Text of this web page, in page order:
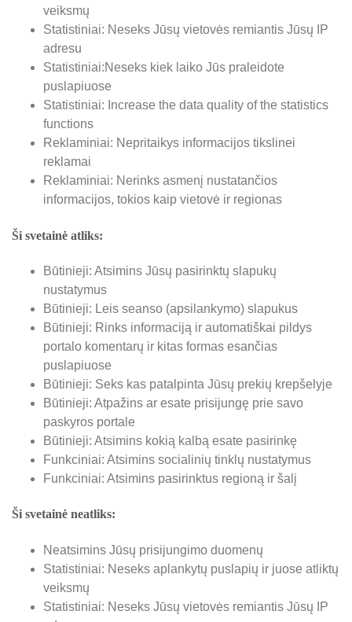
veiksmų
Statistiniai: Neseks Jūsų vietovės remiantis Jūsų IP
adresu
Statistiniai:Neseks kiek laiko Jūs praleidote
puslapiuose
Statistiniai: Increase the data quality of the statistics
functions
Reklaminiai: Nepritaikys informacijos tikslinei
reklamai
Reklaminiai: Nerinks asmenį nustatančios
informacijos, tokios kaip vietovė ir regionas
Ši svetainė atliks:
Būtinieji: Atsimins Jūsų pasirinktų slapukų
nustatymus
Būtinieji: Leis seanso (apsilankymo) slapukus
Būtinieji: Rinks informaciją ir automatiškai pildys
portalo komentarų ir kitas formas esančias
puslapiuose
Būtinieji: Seks kas patalpinta Jūsų prekių krepšelyje
Būtinieji: Atpažins ar esate prisijungę prie savo
paskyros portale
Būtinieji: Atsimins kokią kalbą esate pasirinkę
Funkciniai: Atsimins socialinių tinklų nustatymus
Funkciniai: Atsimins pasirinktus regioną ir šalį
Ši svetainė neatliks:
Neatsimins Jūsų prisijungimo duomenų
Statistiniai: Neseks aplankytų puslapių ir juose atliktų
veiksmų
Statistiniai: Neseks Jūsų vietovės remiantis Jūsų IP